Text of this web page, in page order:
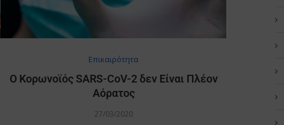
Επικαιρότητα
Ο Κορωνοϊός SARS-CoV-2 δεν Είναι Πλέον
Αόρατος
27/03/2020